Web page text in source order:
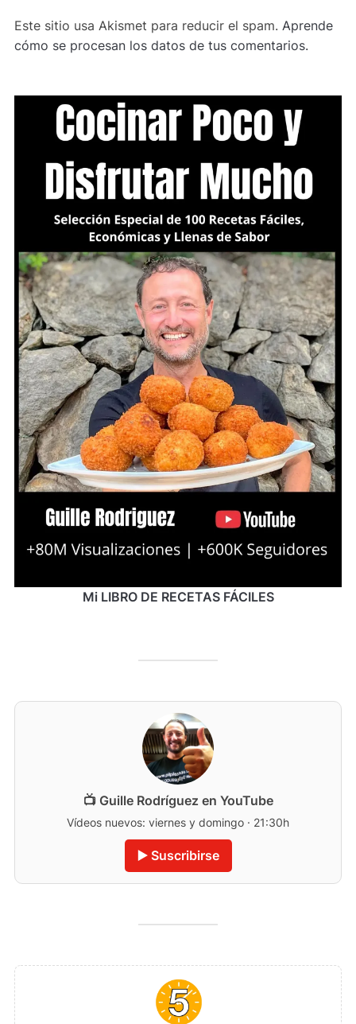
Este sitio usa Akismet para reducir el spam. Aprende
cómo se procesan los datos de tus comentarios.
Mi LIBRO DE RECETAS FÁCILES
📺 Guille Rodríguez en YouTube
Vídeos nuevos: viernes y domingo · 21:30h
▶️ Suscribirse